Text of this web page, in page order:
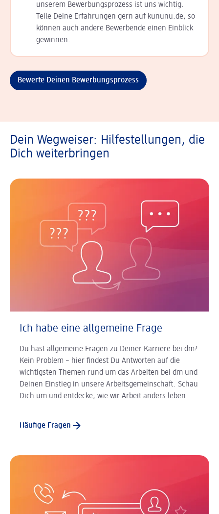
unserem Bewerbungsprozess ist uns wichtig.
Teile Deine Erfahrungen gern auf kununu.de, so
können auch andere Bewerbende einen Einblick
gewinnen.
Bewerte Deinen Bewerbungsprozess
Dein Wegweiser: Hilfestellungen, die
Dich weiterbringen
Ich habe eine allgemeine Frage
Du hast allgemeine Fragen zu Deiner Karriere bei dm?
Kein Problem – hier findest Du Antworten auf die
wichtigsten Themen rund um das Arbeiten bei dm und
Deinen Einstieg in unsere Arbeitsgemeinschaft. Schau
Dich um und entdecke, wie wir Arbeit anders leben.
Häufige Fragen